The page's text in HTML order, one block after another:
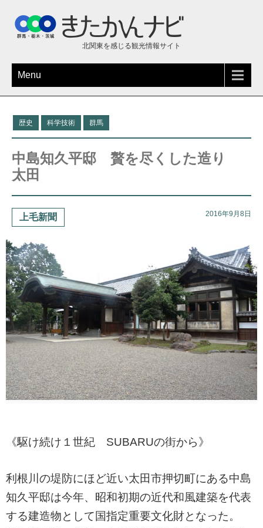
北関東を感じる観光情報サイト
Menu
歴史 科学技術 群馬
中島知久平邸 贅を尽くした造り
太田
上毛新聞 2016年9月8日
《駆け続け１世紀 SUBARUの街から》
ㅤ利根川の堤防にほど近い太田市押切町にある中島
知久平邸は今年、昭和初期の近代和風建築を代表
する建造物として国指定重要文化財となった。